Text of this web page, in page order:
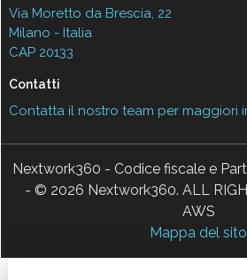
Via Moretto da Brescia, 22
Milano - Italia
CAP 20133
Contatti
Contatta il nostro team per maggiori
Nextwork360 - Codice fiscale e
- © 2026 Nextwork360. ALL
AWS
Mappa del sito